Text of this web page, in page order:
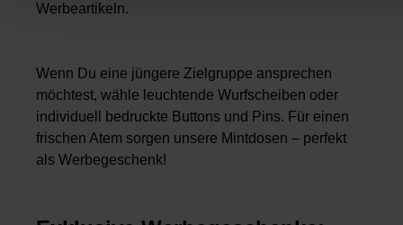
Werbeartikeln.
Wenn Du eine jüngere Zielgruppe ansprechen
möchtest, wähle leuchtende Wurfscheiben oder
individuell bedruckte Buttons und Pins. Für einen
frischen Atem sorgen unsere Mintdosen – perfekt
als Werbegeschenk!